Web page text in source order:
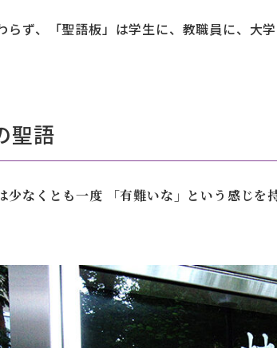
らず、「聖語板」は学生に、教職員に、大
聖語
少なくとも一度 「有難いな」という感じを